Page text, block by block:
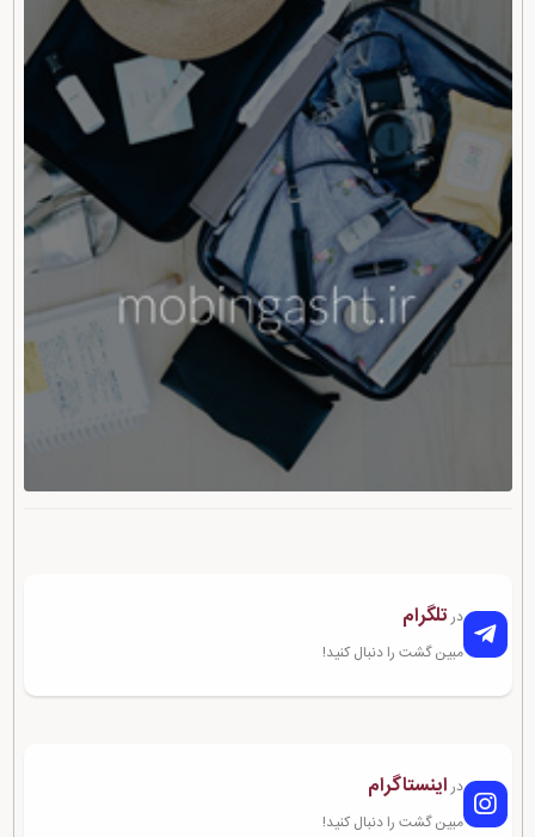
در تلگرام
مبین گشت را دنبال کنید!
در اینستاگرام
مبین گشت را دنبال کنید!